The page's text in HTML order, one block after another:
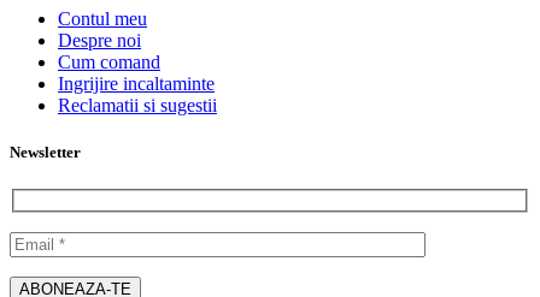
Contul meu
Despre noi
Cum comand
Ingrijire incaltaminte
Reclamatii si sugestii
Newsletter